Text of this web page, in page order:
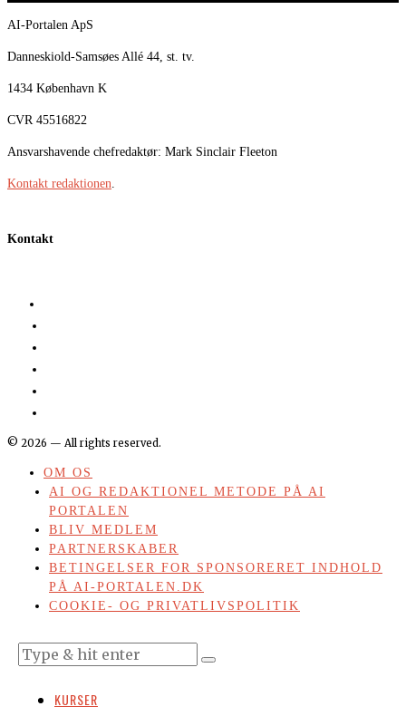
AI-Portalen ApS
Danneskiold-Samsøes Allé 44, st. tv.
1434 København K
CVR 45516822
Ansvarshavende chefredaktør: Mark Sinclair Fleeton
Kontakt redaktionen
Kontakt
© 2026 — All rights reserved.
OM OS
AI OG REDAKTIONEL METODE PÅ AI
PORTALEN
BLIV MEDLEM
PARTNERSKABER
BETINGELSER FOR SPONSORERET INDHOLD
PÅ AI-PORTALEN.DK
COOKIE- OG PRIVATLIVSPOLITIK
KURSER